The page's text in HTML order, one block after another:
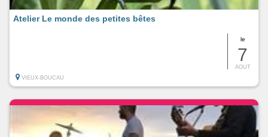
le
7
AOUT
Atelier Le monde des petites bêtes
VIEUX-BOUCAU